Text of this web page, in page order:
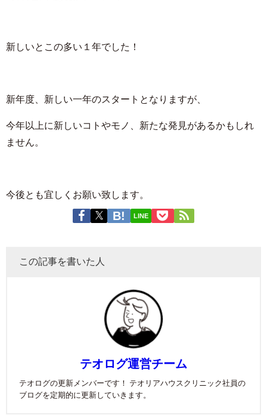
新しいとこの多い１年でした！
新年度、新しい一年のスタートとなりますが、
今年以上に新しいコトやモノ、新たな発見があるかもしれ
ません。
今後とも宜しくお願い致します。
LINE
この記事を書いた人
テオログ運営チーム
テオログの更新メンバーです！ テオリアハウスクリニック社員の
ブログを定期的に更新していきます。